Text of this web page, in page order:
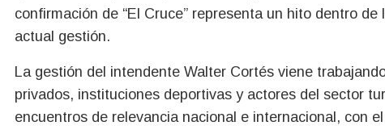
confirmación de “El Cruce” representa un hito dentro
actual gestión.
La gestión del intendente Walter Cortés viene
privados, instituciones deportivas y actores del sector
encuentros de relevancia nacional e internacional, con